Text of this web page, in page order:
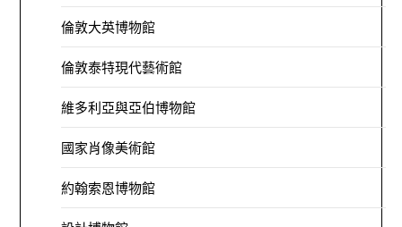
倫敦大英博物館
倫敦泰特現代藝術館
維多利亞與亞伯博物館
國家肖像美術館
約翰索恩博物館